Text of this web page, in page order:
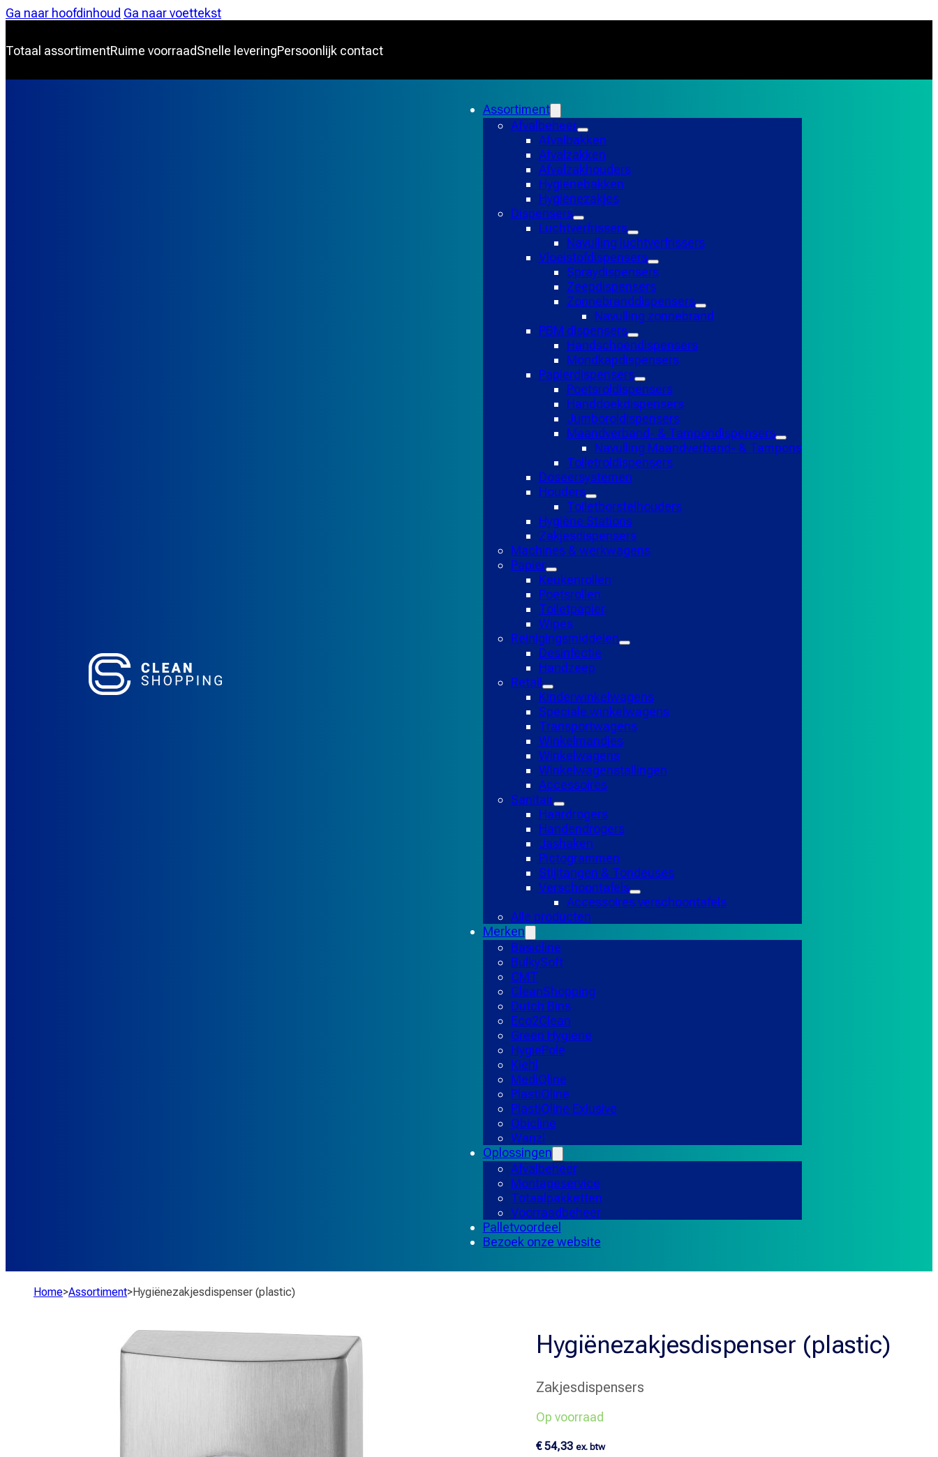
Ga naar hoofdinhoud Ga naar voettekst
Totaal assortimentRuime voorraadSnelle leveringPersoonlijk contact
Assortiment
Afvalbeheer
Afvalbakken
Afvalzakken
Afvalzakhouders
Hygiënebakken
Hygiënezakjes
Dispensers
Luchtverfrissers
Navulling luchtverfrissers
Vloeistofdispensers
Spraydispensers
Zeepdispensers
Zonnebranddispensers
Navulling zonnebrand
PBM dispensers
Handschoendispensers
Mondkapdispensers
Papierdispensers
Poetsroldispensers
Handdoekdispensers
Jumboroldispensers
Maandverband- & Tampondispensers
Navulling Maandverband- & Tampons
Toiletroldispensers
Doseersystemen
Houders
Toiletborstelhouders
Hygiëne Stations
Zakjesdispensers
Machines & werkwagens
Papier
Keukenrollen
Poetsrollen
Toiletpapier
Wipes
Reinigingsmiddelen
Desinfectie
Handzeep
Retail
Kinderwinkelwagens
Speciale winkelwagens
Transportwagens
Winkelmandjes
Winkelwagens
Winkelwagenstallingen
Accessoires
Sanitair
Haardrogers
Handendrogers
Jashaken
Pictogrammen
Stijltangen & Tondeuses
Verschoontafels
Accessoires verschoontafels
Alle producten
Merken
Basicline
BulkySoft
CMT
CleanShopping
Dutch Bins
Eco2Clean
Green Hygiene
HygiePole
Kiehl
MediQline
PlastiQline
PlastiQline Exlusive
Qbicline
Wanzl
Oplossingen
Afvalbeheer
Montageservice
Totaalpakketten
Voorraadbeheer
Palletvoordeel
Bezoek onze website
Home>Assortiment>Hygiënezakjesdispenser (plastic)
Hygiënezakjesdispenser (plastic)
Zakjesdispensers
Op voorraad
€54,33 ex. btw